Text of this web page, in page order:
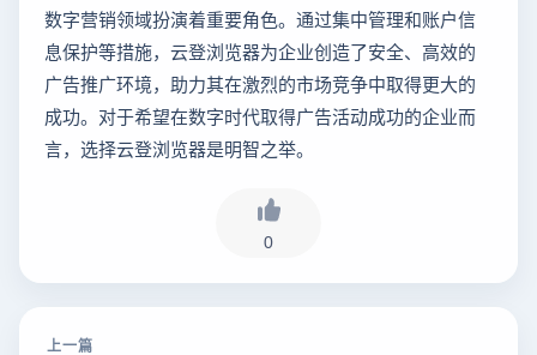
数字营销领域扮演着重要角色。通过集中管理和账户信
息保护等措施，云登浏览器为企业创造了安全、高效的
广告推广环境，助力其在激烈的市场竞争中取得更大的
成功。对于希望在数字时代取得广告活动成功的企业而
言，选择云登浏览器是明智之举。
0
上一篇